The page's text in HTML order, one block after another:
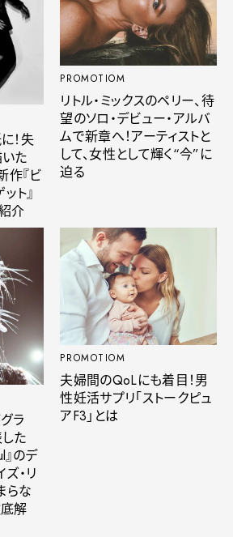
！失
た
作『ビ
ト』
介
PROMOTIOM
リトル・ミックスのペリー、待
望のソロ・デビュー・アルバ
ムで新章へ！アーティストと
して、女性として輝く“今”に
迫る
ラ
た
のデ
・リ
らな
解
PROMOTIOM
夫婦間のQoLにも着目！男
性妊活サプリ「ストークピュ
アF3」とは